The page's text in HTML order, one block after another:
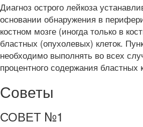
Диагноз острого лейкоза
основании обнаружения в
костном мозге (иногда только в
бластных (опухолевых) клеток.
необходимо выполнять во всех
процентного содержания бластных
Советы
СОВЕТ №1